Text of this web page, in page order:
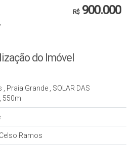
R$900.000
do Imóvel
, Praia Grande , SOLAR DAS
, 550m
Ramos